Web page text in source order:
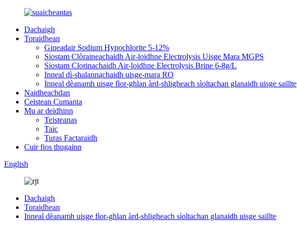
Dachaigh
Toraidhean
Gineadair Sodium Hypochlorite 5-12%
Siostam Clòraineachaidh Air-loidhne Electrolysis Uisge Mara MGPS
Siostam Clorinachaidh Air-loidhne Electrolysis Brine 6-8g/L
Inneal dì-shalannachaidh uisge-mara RO
Inneal dèanamh uisge fìor-ghlan àrd-shligheach sìoltachan glanaidh uisge saillte
Naidheachdan
Ceistean Cumanta
Mu ar deidhinn
Teisteanas
Taic
Turas Factaraidh
Cuir fios thugainn
English
Dachaigh
Toraidhean
Inneal dèanamh uisge fìor-ghlan àrd-shligheach sìoltachan glanaidh uisge saillte